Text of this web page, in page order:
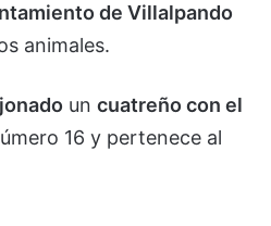
de Villalpando
animales.
un cuatreño con el
16 y pertenece al